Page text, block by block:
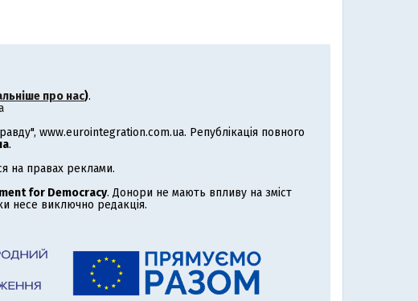
про нас).
www.eurointegration.com.ua. Републікація повного
.
на правах реклами.
for Democracy. Донори не мають впливу на зміст
несе виключно редакція.